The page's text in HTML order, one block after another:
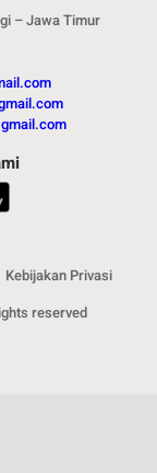
– Jawa Timur
Kebijakan Privasi
reserved